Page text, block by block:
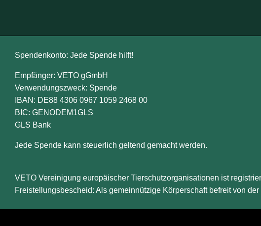
Spendenkonto: Jede Spende hilft!
Empfänger: VETO gGmbH
Verwendungszweck: Spende
IBAN: DE88 4306 0967 1059 2468 00
BIC: GENODEM1GLS
GLS Bank
Jede Spende kann steuerlich geltend gemacht werden.
VETO Vereinigung europäischer Tierschutzorganisationen ist
Freistellungsbescheid: Als gemeinnützige Körperschaft befreit von